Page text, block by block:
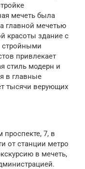
мечеть была
главной мечетью
красоты здание с
стройными
привлекает
стиль модерн и
в главные
тысячи верующих
проспекте, 7, в
от станции метро
в мечеть,